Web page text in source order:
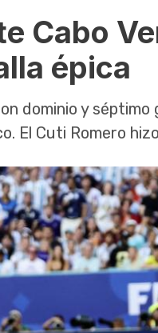
Cabo
épica
dominio y
El Cuti Romero